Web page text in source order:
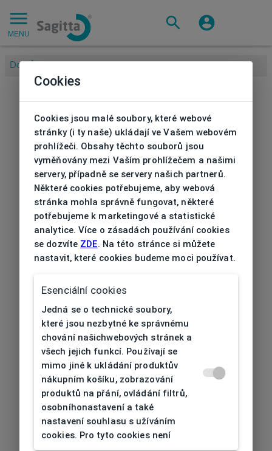
MENU
Domů
Cookies
Cookies jsou malé soubory, které webové
stránky (i ty naše) ukládají ve Vašem webovém
prohlížeči. Obsahy těchto souborů jsou
vyměňovány mezi Vaším prohlížečem a našimi
servery, případně se servery našich partnerů.
Některé cookies potřebujeme, aby webová
stránka mohla správně fungovat, některé
potřebujeme k marketingové a statistické
analytice. Více o zásadách používání cookies
se dozvíte ZDE. Na této stránce si můžete
nastavit, které cookies budeme moci používat.
Esenciální cookies
Jedná se o technické soubory,
které jsou nezbytné ke správnému
chování našichwebových stránek a
všech jejich funkcí. Používají se
mimo jiné k ukládání produktův
nákupním košíku, zobrazování
produktů na přání, ovládání filtrů,
osobníhonastavení a také
nastavení souhlasu s užíváním
cookies. Pro tyto cookies není